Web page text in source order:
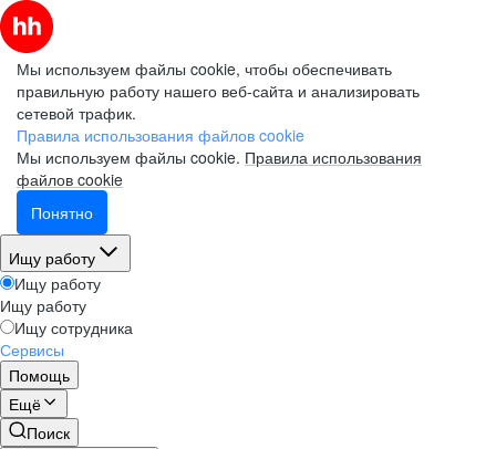
Мы используем файлы cookie, чтобы обеспечивать
правильную работу нашего веб-сайта и анализировать
сетевой трафик.
Правила использования файлов cookie
Мы используем файлы cookie. Правила использования
файлов cookie
Понятно
Ищу работу
Ищу работу
Ищу работу
Ищу сотрудника
Сервисы
Помощь
Ещё
Поиск